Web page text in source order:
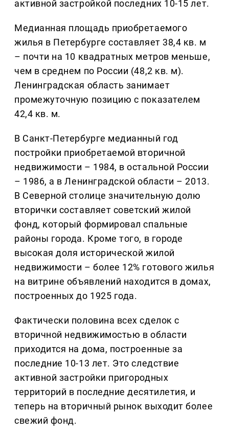
активной застройкой последних 10-15 лет.
Медианная площадь приобретаемого
жилья в Петербурге составляет 38,4 кв. м
– почти на 10 квадратных метров меньше,
чем в среднем по России (48,2 кв. м).
Ленинградская область занимает
промежуточную позицию с показателем
42,4 кв. м.
В Санкт-Петербурге медианный год
постройки приобретаемой вторичной
недвижимости – 1984, в остальной России
– 1986, а в Ленинградской области – 2013.
В Северной столице значительную долю
вторички составляет советский жилой
фонд, который формировал спальные
районы города. Кроме того, в городе
высокая доля исторической жилой
недвижимости – более 12% готового жилья
на витрине объявлений находится в домах,
построенных до 1925 года.
Фактически половина всех сделок с
вторичной недвижимостью в области
приходится на дома, построенные за
последние 10-13 лет. Это следствие
активной застройки пригородных
территорий в последние десятилетия, и
теперь на вторичный рынок выходит более
свежий фонд.